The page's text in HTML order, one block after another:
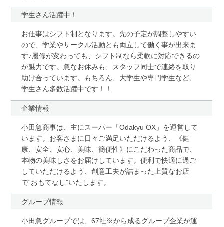
学生さん活躍中！
お仕事はシフト制となります。先の予定が調整しやすい
ので、学業やサークル活動とも両立して働く事が出来ま
す♪履修が変わっても、シフト制なら柔軟に対応できるの
が魅力です。急なお休みも、スタッフ同士で連絡を取り
助け合っています。もちろん、大学生や専門学生など、
学生さん多数活躍中です！！
企業情報
小田急商事は、主にスーパー「Odakyu OX」を運営して
います。お客さまに日々ご満足いただけるよう、《健
康、安全、安心、美味、簡便性》にこだわった商品で、
本物の美味しさをお届けしています。便利で快適に過ご
していただけるよう、創意工夫が詰まった上質なお店
で“おもてなし”いたします。
グループ情報
小田急グループでは、67社※から成るグループ企業が運